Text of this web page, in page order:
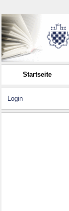
Startseite
Login